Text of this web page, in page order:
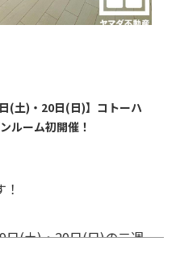
予告なく変更・終了する
254番 ディオ・フェル
頼のお客様にヤマダポイ
いただいた方にヤマダポ
ダポイント最大100,000
／
区下鳥羽北ノ口町34 家
4分♪
(土)・20日(日)】コトーハ
ルーム初開催！
(土)・20日(日)の二週